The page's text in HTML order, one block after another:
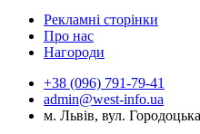
Рекламні сторінки
Про нас
Нагороди
+38 (096) 791-79-41
admin@west-info.ua
м. Львів, вул.